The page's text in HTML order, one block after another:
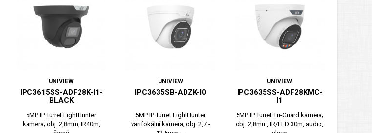
UNIVIEW
IPC3615SS-ADF28K-I1-
BLACK
5MP IP Turret LightHunter
kamera; obj. 2,8mm, IR40m,
UNIVIEW
IPC3635SB-ADZK-I0
5MP IP Turret LightHunter
varifokální kamera; obj. 2,7 -
UNIVIEW
IPC3635SS-ADF28KMC-
I1
5MP IP Turret Tri-Guard kamera;
obj. 2,8mm, IR/LED 30m, audio,